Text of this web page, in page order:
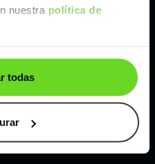
nuestra política de
todas
mano y ocasión
y ocasión por